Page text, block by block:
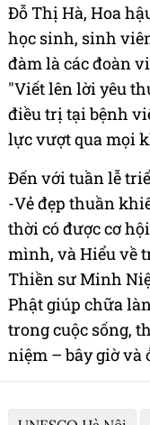
Đỗ Thị Hà, Hoa
học sinh, sinh
đàm là các đoàn
"Viết lên lời yêu
điều trị tại bệnh
lực vượt qua mọi
Đến với tuần lễ
-Vẻ đẹp thuần
thời có được cơ
mình, và Hiểu về
Thiền sư Minh
Phật giúp chữa
trong cuộc sống,
niệm – bây giờ và